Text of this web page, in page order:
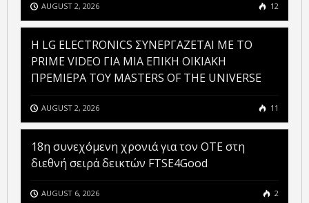
AUGUST 2, 2026 12
H LG ELECTRONICS ΣΥΝΕΡΓΑΖΕΤΑΙ ΜΕ ΤΟ
PRIME VIDEO ΓΙΑ ΜΙΑ ΕΠΙΚΗ ΟΙΚΙΑΚΗ
ΠΡΕΜΙΕΡΑ ΤΟΥ MASTERS OF THE UNIVERSE
AUGUST 2, 2026 11
18η συνεχόμενη χρονιά για τον ΟΤΕ στη
διεθνή σειρά δεικτών FTSE4Good
AUGUST 6, 2026 2